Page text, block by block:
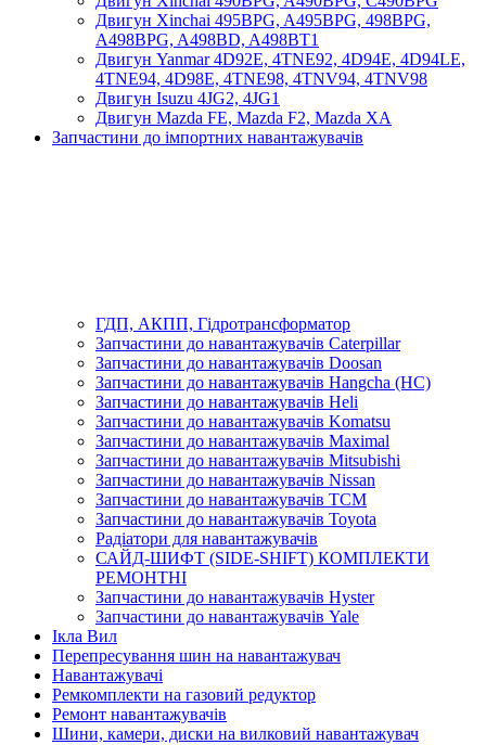
Двигун Xinchai 495BPG, A495BPG, 498BPG,
A498BPG, A498BD, A498BT1
Двигун Yanmar 4D92E, 4TNE92, 4D94E, 4D94LE,
4TNE94, 4D98E, 4TNE98, 4TNV94, 4TNV98
Двигун Isuzu 4JG2, 4JG1
Двигун Mazda FE, Mazda F2, Mazda XA
Запчастини до імпортних навантажувачів
ГДП, АКПП, Гідротрансформатор
Запчастини до навантажувачів Caterpillar
Запчастини до навантажувачів Doosan
Запчастини до навантажувачів Hangcha (HC)
Запчастини до навантажувачів Heli
Запчастини до навантажувачів Komatsu
Запчастини до навантажувачів Maximal
Запчастини до навантажувачів Mitsubishi
Запчастини до навантажувачів Nissan
Запчастини до навантажувачів TCM
Запчастини до навантажувачів Toyota
Радіатори для навантажувачів
САЙД-ШИФТ (SIDE-SHIFT) КОМПЛЕКТИ
РЕМОНТНІ
Запчастини до навантажувачів Hyster
Запчастини до навантажувачів Yale
Ікла Вил
Перепресування шин на навантажувач
Навантажувачі
Ремкомплекти на газовий редуктор
Ремонт навантажувачів
Шини, камери, диски на вилковий навантажувач